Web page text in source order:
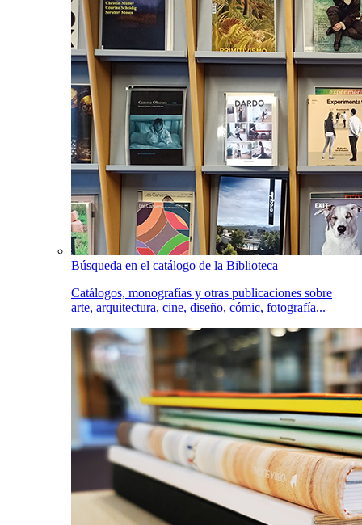
Búsqueda en el catálogo de la Biblioteca
Catálogos, monografías y otras publicaciones sobre
arte, arquitectura, cine, diseño, cómic, fotografía...